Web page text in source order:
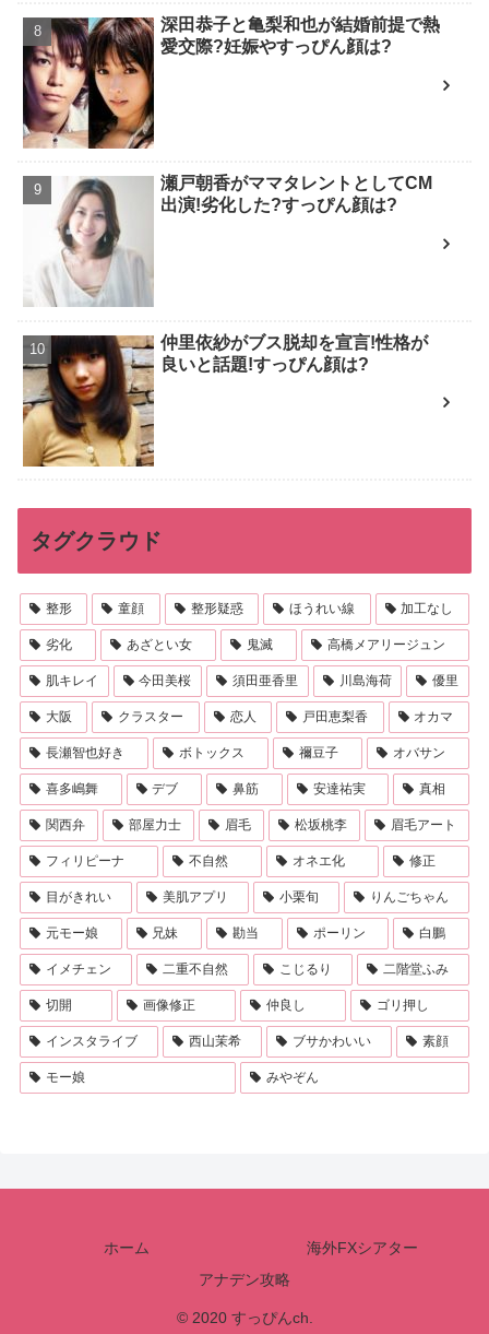
深田恭子と亀梨和也が結婚前提で熱
愛交際?妊娠やすっぴん顔は?
瀬戸朝香がママタレントとしてCM
出演!劣化した?すっぴん顔は?
仲里依紗がブス脱却を宣言!性格が
良いと話題!すっぴん顔は?
タグクラウド
整形 童顔 整形疑惑 ほうれい線 加工なし
劣化 あざとい女 鬼滅 高橋メアリージュン
肌キレイ 今田美桜 須田亜香里 川島海荷 優里
大阪 クラスター 恋人 戸田恵梨香 オカマ
長瀬智也好き ボトックス 禰豆子 オバサン
喜多嶋舞 デブ 鼻筋 安達祐実 真相
関西弁 部屋力士 眉毛 松坂桃李 眉毛アート
フィリピーナ 不自然 オネエ化 修正
目がきれい 美肌アプリ 小栗旬 りんごちゃん
元モー娘 兄妹 勘当 ポーリン 白鵬
イメチェン 二重不自然 こじるり 二階堂ふみ
切開 画像修正 仲良し ゴリ押し
インスタライブ 西山茉希 ブサかわいい 素顔
モー娘 みやぞん
ホーム
海外FXシアター
アナデン攻略
© 2020 すっぴんch.